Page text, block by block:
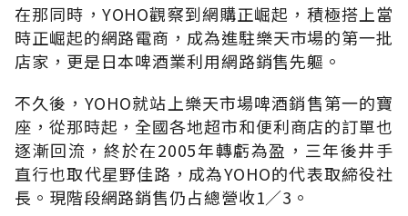
在那同時，YOHO觀察到網購正崛起，積極搭上當
時正崛起的網路電商，成為進駐樂天市場的第一批
店家，更是日本啤酒業利用網路銷售先軀。
不久後，YOHO就站上樂天市場啤酒銷售第一的寶
座，從那時起，全國各地超市和便利商店的訂單也
逐漸回流，終於在2005年轉虧為盈，三年後井手
直行也取代星野佳路，成為YOHO的代表取締役社
長。現階段網路銷售仍占總營收1∕3。